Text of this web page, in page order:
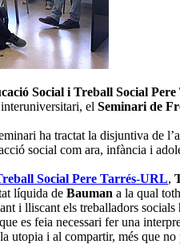
Social i Treball Social Pere
el Seminari de
ha tractat la disjuntiva de
social com ara, infància i
Social Pere Tarrés-URL,
líquida de Bauman a la qual
i lliscant els treballadors
es feia necessari fer una
utopia i al compartir, més que